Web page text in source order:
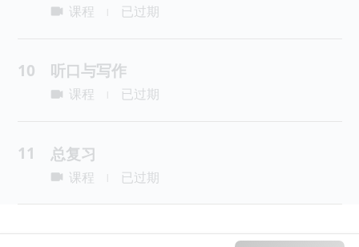
课程 已过期
10 听口与写作
课程 已过期
11 总复习
课程 已过期